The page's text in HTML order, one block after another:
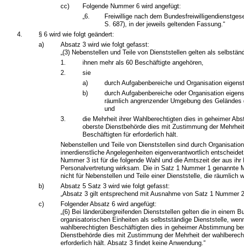
cc)
Folgende Nummer 6 wird angefügt:
„6.
Freiwillige nach dem
S. 687), in der jeweils geltenden Fassung.“
4.
§ 6 wird wie folgt geändert:
a)
Absatz 3 wird wie folgt gefasst:
„(3) Nebenstellen und Teile von Dienststellen gelten als
1.
ihnen mehr als 60 Beschäftigte angehören,
2.
sie
a)
durch Aufgabenbereiche und Organisation
b)
durch Aufgabenbereiche oder Organisation
räumlich angrenzender Umgebung des
und
3.
die Mehrheit ihrer Wahlberechtigten dies in geheimer
oberste Dienstbehörde dies mit Zustimmung der
Beschäftigten für erforderlich hält.
Nebenstellen und Teile von Dienststellen sind durch
innerdienstliche Angelegenheiten eigenverantwortlich
Nummer 3 ist für die folgende Wahl und die Amtszeit der aus ihr
Personalvertretung wirksam. Die in Satz 1 Nummer 1 genannte
nicht für Nebenstellen und Teile einer Dienststelle, die räumlich
b)
Absatz 5 Satz 3 wird wie folgt gefasst:
„Absatz 3 gilt entsprechend mit Ausnahme von Satz 1 Nummer
c)
Folgender Absatz 6 wird angefügt:
„(6) Bei länderübergreifenden Dienststellen gelten die in einem
organisatorischen Einheiten als selbstständige Dienststelle,
wahlberechtigten Beschäftigten dies in geheimer Abstimmung
Dienstbehörde dies mit Zustimmung der Mehrheit der
erforderlich hält. Absatz 3 findet keine Anwendung.“